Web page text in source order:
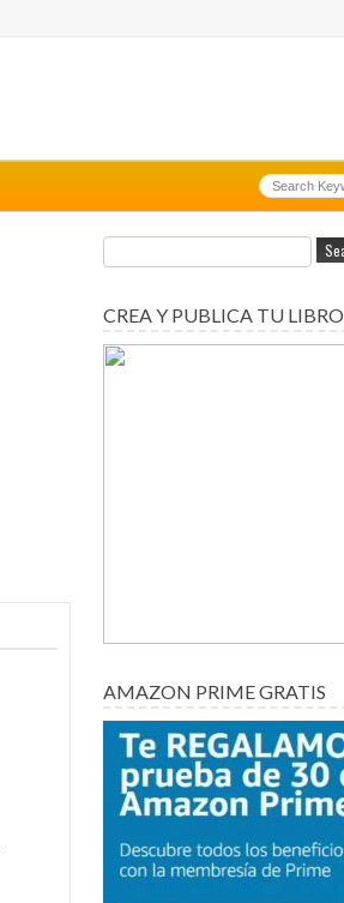
CREA Y PUBLICA TU LIBRO
AMAZON PRIME GRATIS